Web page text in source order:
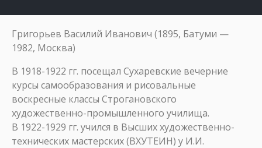
Григорьев Василий Иванович (1895, Батуми —
1982, Москва)
В 1918-1922 гг. посещал Сухаревские вечерние
курсы самообразования и рисовальные
воскресные классы Строгановского
художественно-промышленного училища.
В 1922-1929 гг. учился в Высших художественно-
технических мастерских (ВХУТЕИН) у И.И.